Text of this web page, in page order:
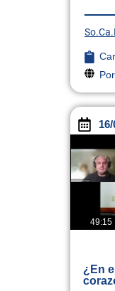
49:15
¿En